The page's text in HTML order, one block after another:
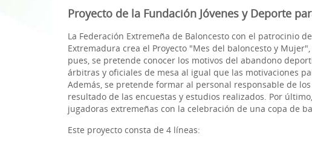
Proyecto de la Fundación Jóvenes y Deporte
La Federación Extremeña de Baloncesto con el patrocinio
Extremadura crea el Proyecto "Mes del baloncesto y
pues, se pretende conocer los motivos del abandono
árbitras y oficiales de mesa al igual que las motivaciones
Además, se pretende formar al personal responsable de
resultado de las encuestas y estudios realizados. Por
jugadoras extremeñas con la celebración de una copa de
Este proyecto consta de 4 líneas: